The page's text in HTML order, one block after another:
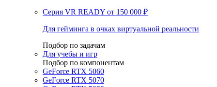
Серия VR READY от 150 000 ₽
Для гейминга в очках виртуальной реальности
Подбор по задачам
Для учебы и игр
Подбор по компонентам
GeForce RTX 5060
GeForce RTX 5070